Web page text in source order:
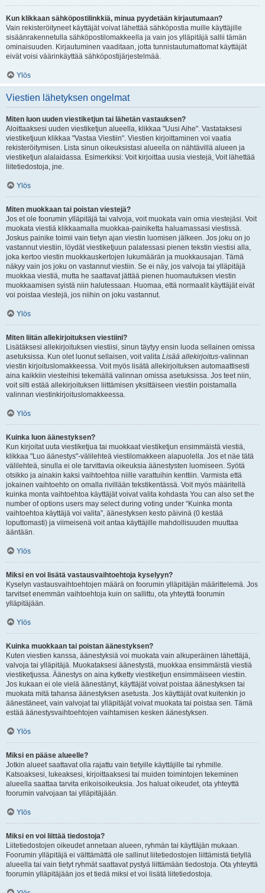
Kun klikkaan sähköpostilinkkiä, minua pyydetään kirjautumaan?
Vain rekisteröityneet käyttäjät voivat lähettää sähköpostia muille käyttäjille
sisäänrakennetulla sähköpostilomakkeella ja vain jos ylläpitäjä sallii tämän
ominaisuuden. Kirjautuminen vaaditaan, jotta tunnistautumattomat käyttäjät
eivät voisi väärinkäyttää sähköpostijärjestelmää.
Ylös
Viestien lähetyksen ongelmat
Miten luon uuden viestiketjun tai lähetän vastauksen?
Aloittaaksesi uuden viestiketjun alueella, klikkaa "Uusi Aihe". Vastataksesi
viestiketjuun klikkaa "Vastaa Viestiin". Viestien kirjoittaminen voi vaatia
rekisteröitymisen. Lista sinun oikeuksistasi alueella on nähtävillä alueen ja
viestiketjun alalaidassa. Esimerkiksi: Voit kirjoittaa uusia viestejä, Voit lähettää
liitetiedostoja, jne.
Ylös
Miten muokkaan tai poistan viestejä?
Jos et ole foorumin ylläpitäjä tai valvoja, voit muokata vain omia viestejäsi. Voit
muokata viestiä klikkaamalla muokkaa-painiketta haluamassasi viestissä.
Joskus painike toimii vain tietyn ajan viestin luomisen jälkeen. Jos joku on jo
vastannut viestiin, löydät viestiketjuun palatessasi pienen tekstin viestisi alla,
joka kertoo viestin muokkauskertojen lukumäärän ja muokkausajan. Tämä
näkyy vain jos joku on vastannut viestiin. Se ei näy, jos valvoja tai ylläpitäjä
muokkaa viestiä, mutta he saattavat jättää pienen huomautuksen viestin
muokkaamisen syistä niin halutessaan. Huomaa, että normaalit käyttäjät eivät
voi poistaa viestejä, jos niihin on joku vastannut.
Ylös
Miten liitän allekirjoituksen viestiini?
Lisätäksesi allekirjoituksen viestiisi, sinun täytyy ensin luoda sellainen omissa
asetuksissa. Kun olet luonut sellaisen, voit valita Lisää allekirjoitus-valinnan
viestin kirjoituslomakkeessa. Voit myös lisätä allekirjoituksen automaattisesti
aina kaikkiin viesteihisi tekemällä valinnan omissa asetuksissa. Jos teet niin,
voit silti estää allekirjoituksen liittämisen yksittäiseen viestiin poistamalla
valinnan viestinkirjoituslomakkeessa.
Ylös
Kuinka luon äänestyksen?
Kun kirjoitat uuta viestiketjua tai muokkaat viestiketjun ensimmäistä viestiä,
klikkaa "Luo äänestys"-välilehteä viestilomakkeen alapuolella. Jos et näe tätä
välilehteä, sinulla ei ole tarvittavia oikeuksia äänestysten luomiseen. Syötä
otsikko ja ainakin kaksi vaihtoehtoa niille varattuihin kenttiin. Varmista että
jokainen vaihtoehto on omalla rivillään tekstikentässä. Voit myös määritellä
kuinka monta vaihtoehtoa käyttäjät voivat valita kohdasta You can also set the
number of options users may select during voting under “Kuinka monta
vaihtoehtoa käyttäjä voi valita”, äänestyksen kesto päivinä (0 kestää
loputtomasti) ja viimeisenä voit antaa käyttäjille mahdollisuuden muuttaa
ääntään.
Ylös
Miksi en voi lisätä vastausvaihtoehtoja kyselyyn?
Kyselyn vastausvaihtoehtojen määrä on foorumin ylläpitäjän määrittelemä. Jos
tarvitset enemmän vaihtoehtoja kuin on sallittu, ota yhteyttä foorumin
ylläpitäjään.
Ylös
Kuinka muokkaan tai poistan äänestyksen?
Kuten viestien kanssa, äänestyksiä voi muokata vain alkuperäinen lähettäjä,
valvoja tai ylläpitäjä. Muokataksesi äänestystä, muokkaa ensimmäistä viestiä
viestiketjussa. Äänestys on aina kytketty viestiketjun ensimmäiseen viestiin.
Jos kukaan ei ole vielä äänestänyt, käyttäjät voivat poistaa äänestyksen tai
muokata mitä tahansa äänestyksen asetusta. Jos käyttäjät ovat kuitenkin jo
äänestäneet, vain valvojat tai ylläpitäjät voivat muokata tai poistaa sen. Tämä
estää äänestysvaihtoehtojen vaihtamisen kesken äänestyksen.
Ylös
Miksi en pääse alueelle?
Jotkin alueet saattavat olla rajattu vain tietyille käyttäjille tai ryhmille.
Katsoaksesi, lukeaksesi, kirjoittaaksesi tai muiden toimintojen tekeminen
alueella saattaa tarvita erikoisoikeuksia. Jos haluat oikeudet, ota yhteyttä
foorumin valvojaan tai ylläpitäjään.
Ylös
Miksi en voi liittää tiedostoja?
Liitetiedostojen oikeudet annetaan alueen, ryhmän tai käyttäjän mukaan.
Foorumin ylläpitäjä ei välttämättä ole sallinut liitetiedostojen liittämistä tietyllä
alueella tai vain tietyt ryhmät saattavat pystyä liittämään tiedostoja. Ota yhteyttä
foorumin ylläpitäjään jos et tiedä miksi et voi lisätä liitetiedostoja.